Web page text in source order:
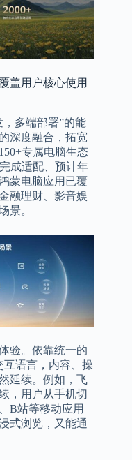
盖用户核心使用
多端部署”的能
深度融合，拓宽
专属电脑生态
成适配、预计年
蒙电脑应用已覆
融理财、影音娱
景。
验。依靠统一的
互语言，内容、操
延续。例如，飞
，用户从手机切
B站等移动应用
式浏览，又能通